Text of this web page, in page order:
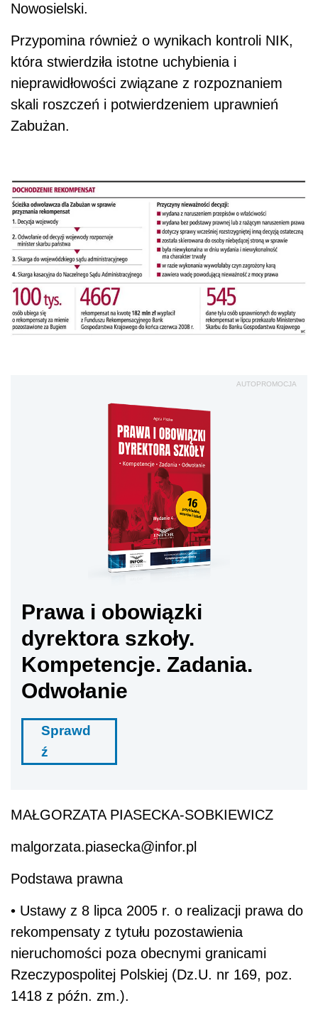
Nowosielski.
Przypomina również o wynikach kontroli NIK,
która stwierdziła istotne uchybienia i
nieprawidłowości związane z rozpoznaniem
skali roszczeń i potwierdzeniem uprawnień
Zabużan.
AUTOPROMOCJA
Prawa i obowiązki
dyrektora szkoły.
Kompetencje. Zadania.
Odwołanie
Sprawd
ź
MAŁGORZATA PIASECKA-SOBKIEWICZ
malgorzata.piasecka@infor.pl
Podstawa prawna
• Ustawy z 8 lipca 2005 r. o realizacji prawa do
rekompensaty z tytułu pozostawienia
nieruchomości poza obecnymi granicami
Rzeczypospolitej Polskiej (Dz.U. nr 169, poz.
1418 z późn. zm.).